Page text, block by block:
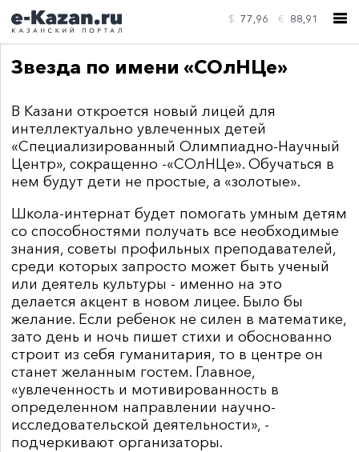
$ 77,96 € 88,91
КОНТАКТЫ
Звезда по имени «СОлНЦе»
В Казани откроется новый лицей для
интеллектуально увлеченных детей
«Специализированный Олимпиадно-Научный
Центр», сокращенно -«СОлНЦе». Обучаться в
нем будут дети не простые, а «золотые».
Школа-интернат будет помогать умным детям
со способностями получать все необходимые
знания, советы профильных преподавателей,
среди которых запросто может быть ученый
или деятель культуры - именно на это
делается акцент в новом лицее. Было бы
желание. Если ребенок не силен в математике,
зато день и ночь пишет стихи и обоснованно
строит из себя гуманитария, то в центре он
станет желанным гостем. Главное,
«увлеченность и мотивированность в
определенном направлении научно-
исследовательской деятельности», -
подчеркивают организаторы.